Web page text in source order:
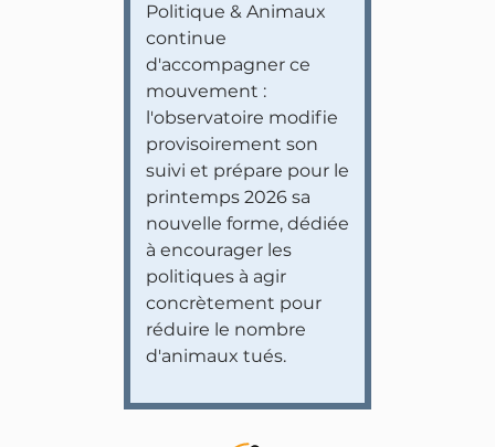
Politique & Animaux
continue
d'accompagner ce
mouvement :
l'observatoire modifie
provisoirement son
suivi et prépare pour le
printemps 2026 sa
nouvelle forme, dédiée
à encourager les
politiques à agir
concrètement pour
réduire le nombre
d'animaux tués.